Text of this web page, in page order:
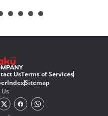
UsTerms of Services
IndexSitemap
Us